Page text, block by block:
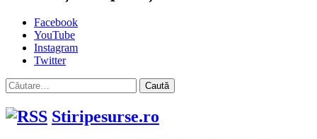
Facebook
YouTube
Instagram
Twitter
Caută
după:
Stiripesurse.ro